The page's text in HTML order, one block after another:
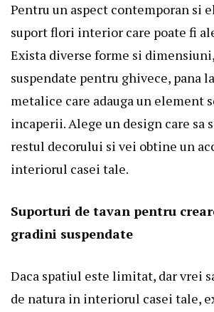
Pentru un aspect contemporan si
suport flori interior care poate fi
Exista diverse forme si
suspendate pentru ghivece, pana
metalice care adauga un element
incaperii. Alege un design care sa
restul decorului si vei obtine un
interiorul casei tale.
Suporturi de tavan pentru
gradini suspendate
Daca spatiul este limitat, dar vrei
de natura in interiorul casei tale,